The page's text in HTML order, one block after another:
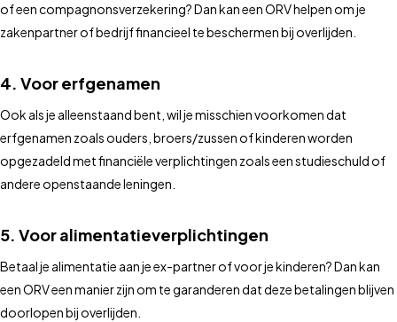
of een compagnonsverzekering? Dan kan een ORV helpen om je
zakenpartner of bedrijf financieel te beschermen bij overlijden.
4. Voor erfgenamen
Ook als je alleenstaand bent, wil je misschien voorkomen dat
erfgenamen zoals ouders, broers/zussen of kinderen worden
opgezadeld met financiële verplichtingen zoals een studieschuld of
andere openstaande leningen.
5. Voor alimentatieverplichtingen
Betaal je alimentatie aan je ex-partner of voor je kinderen? Dan kan
een ORV een manier zijn om te garanderen dat deze betalingen blijven
doorlopen bij overlijden.